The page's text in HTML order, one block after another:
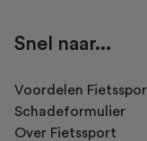
Snel naar...
Voordelen
Schadeformulier
Over Fietssport